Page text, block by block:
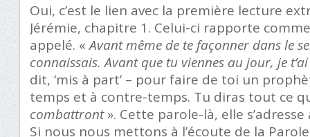
Oui, c’est le lien avec la première lecture
Jérémie, chapitre 1. Celui-ci rapporte
appelé. «Avant même de te façonner dans le
connaissais. Avant que tu viennes au jour, je
dit, ‘mis à part’ – pour faire de toi un
temps et à contre-temps. Tu diras tout ce
combattront». Cette parole-là, elle
Si nous nous mettons à l’écoute de la